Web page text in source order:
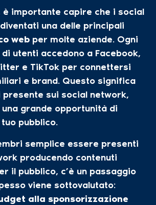
è importante capire che i social
una delle principali
web per molte aziende. Ogni
utenti accedono a Facebook,
e TikTok per connettersi
e brand. Questo significa
presente sui social network,
grande opportunità di
pubblico.
semplice essere presenti
producendo contenuti
il pubblico, c’è un passaggio
viene sottovalutato:
alla sponsorizzazione